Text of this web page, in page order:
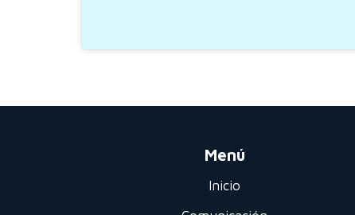
Menú
Inicio